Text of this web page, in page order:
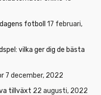
fotboll 17 februari,
vilka ger dig de bästa
7 december, 2022
tillväxt 22 augusti, 2022